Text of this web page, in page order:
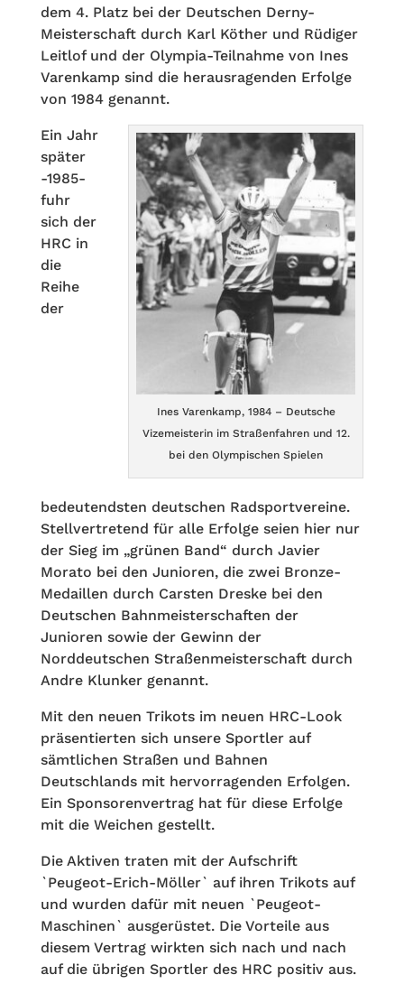
dem 4. Platz bei der Deutschen Derny-
Meisterschaft durch Karl Köther und Rüdiger
Leitlof und der Olympia-Teilnahme von Ines
Varenkamp sind die herausragenden Erfolge
von 1984 genannt.
Ines Varenkamp, 1984 – Deutsche
Vizemeisterin im Straßenfahren und 12.
bei den Olympischen Spielen
Ein Jahr
später
-1985-
fuhr
sich der
HRC in
die
Reihe
der
bedeutendsten deutschen Radsportvereine.
Stellvertretend für alle Erfolge seien hier nur
der Sieg im „grünen Band“ durch Javier
Morato bei den Junioren, die zwei Bronze-
Medaillen durch Carsten Dreske bei den
Deutschen Bahnmeisterschaften der
Junioren sowie der Gewinn der
Norddeutschen Straßenmeisterschaft durch
Andre Klunker genannt.
Mit den neuen Trikots im neuen HRC-Look
präsentierten sich unsere Sportler auf
sämtlichen Straßen und Bahnen
Deutschlands mit hervorragenden Erfolgen.
Ein Sponsorenvertrag hat für diese Erfolge
mit die Weichen gestellt.
Die Aktiven traten mit der Aufschrift
`Peugeot-Erich-Möller` auf ihren Trikots auf
und wurden dafür mit neuen `Peugeot-
Maschinen` ausgerüstet. Die Vorteile aus
diesem Vertrag wirkten sich nach und nach
auf die übrigen Sportler des HRC positiv aus.